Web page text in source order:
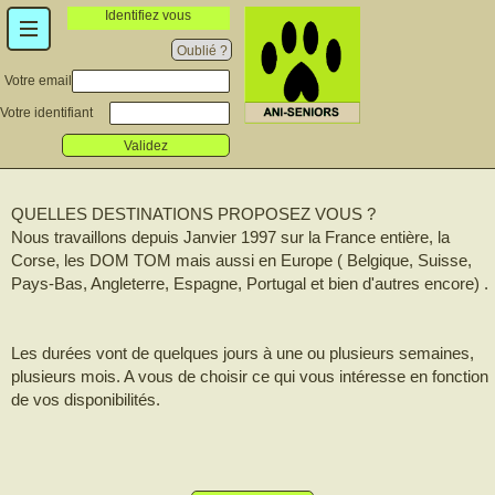
Identifiez vous
Oublié ?
Votre email
Votre identifiant
Validez
QUELLES DESTINATIONS PROPOSEZ VOUS ?
Nous travaillons depuis Janvier 1997 sur la France entière, la
Corse, les DOM TOM mais aussi en Europe ( Belgique, Suisse,
Pays-Bas, Angleterre, Espagne, Portugal et bien d'autres encore) .
Les durées vont de quelques jours à une ou plusieurs semaines,
plusieurs mois. A vous de choisir ce qui vous intéresse en fonction
de vos disponibilités.